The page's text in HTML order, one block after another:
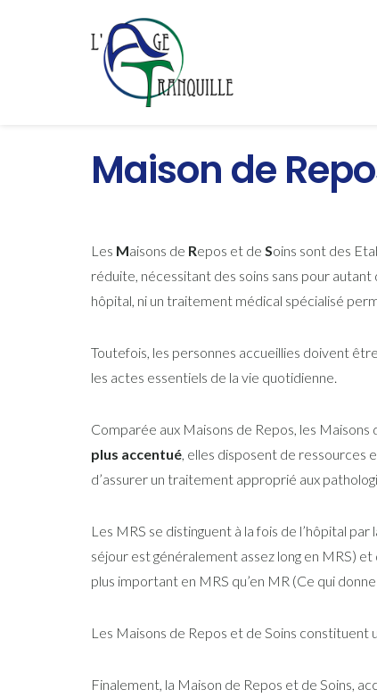
Maison de
Les Maisons de Repos et de Soins sont des
réduite, nécessitant des soins sans pour
hôpital, ni un traitement médical spécialisé
Toutefois, les personnes accueillies doivent
les actes essentiels de la vie quotidienne.
Comparée aux Maisons de Repos, les
plus accentué, elles disposent de ressources
d’assurer un traitement approprié aux
Les MRS se distinguent à la fois de l’hôpital
séjour est généralement assez long en MRS)
plus important en MRS qu’en MR (Ce qui
Les Maisons de Repos et de Soins constituent
Finalement, la Maison de Repos et de Soins,